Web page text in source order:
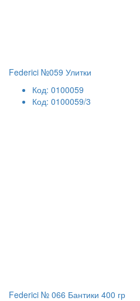
Federici №059 Улитки
Код: 0100059
Код: 0100059/3
Federici № 066 Бантики 400 гр